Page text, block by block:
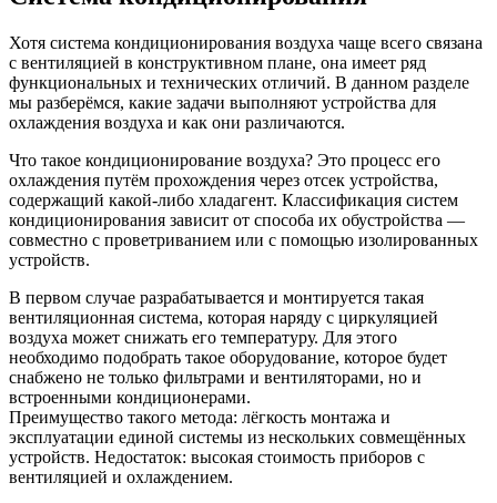
Хотя система кондиционирования воздуха чаще всего связана
с вентиляцией в конструктивном плане, она имеет ряд
функциональных и технических отличий. В данном разделе
мы разберёмся, какие задачи выполняют устройства для
охлаждения воздуха и как они различаются.
Что такое кондиционирование воздуха? Это процесс его
охлаждения путём прохождения через отсек устройства,
содержащий какой-либо хладагент. Классификация систем
кондиционирования зависит от способа их обустройства —
совместно с проветриванием или с помощью изолированных
устройств.
В первом случае разрабатывается и монтируется такая
вентиляционная система, которая наряду с циркуляцией
воздуха может снижать его температуру. Для этого
необходимо подобрать такое оборудование, которое будет
снабжено не только фильтрами и вентиляторами, но и
встроенными кондиционерами.
Преимущество такого метода: лёгкость монтажа и
эксплуатации единой системы из нескольких совмещённых
устройств. Недостаток: высокая стоимость приборов с
вентиляцией и охлаждением.